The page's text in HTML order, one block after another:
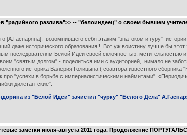
разлива">> -- "белоиндеец" о своем бывшем
[А.Гаспаряна], возомнившего себя этаким "знатоком и гуру"
даже исторического образования!! Вот уж воистину лучше бы
последователям Белой Идеи своей склочностью, мстительностью и
"святым долгом" - поделиться ими с аудиторией, нимало не
историка Валерия Голицына ( соавтора известного
про "успехи в борьбе с империалистическими наймитами".
дилетантские".
из "Белой Идеи" зачистил "чурку" "Белого Дела"
заметки июля-августа 2011 года. Продолжение